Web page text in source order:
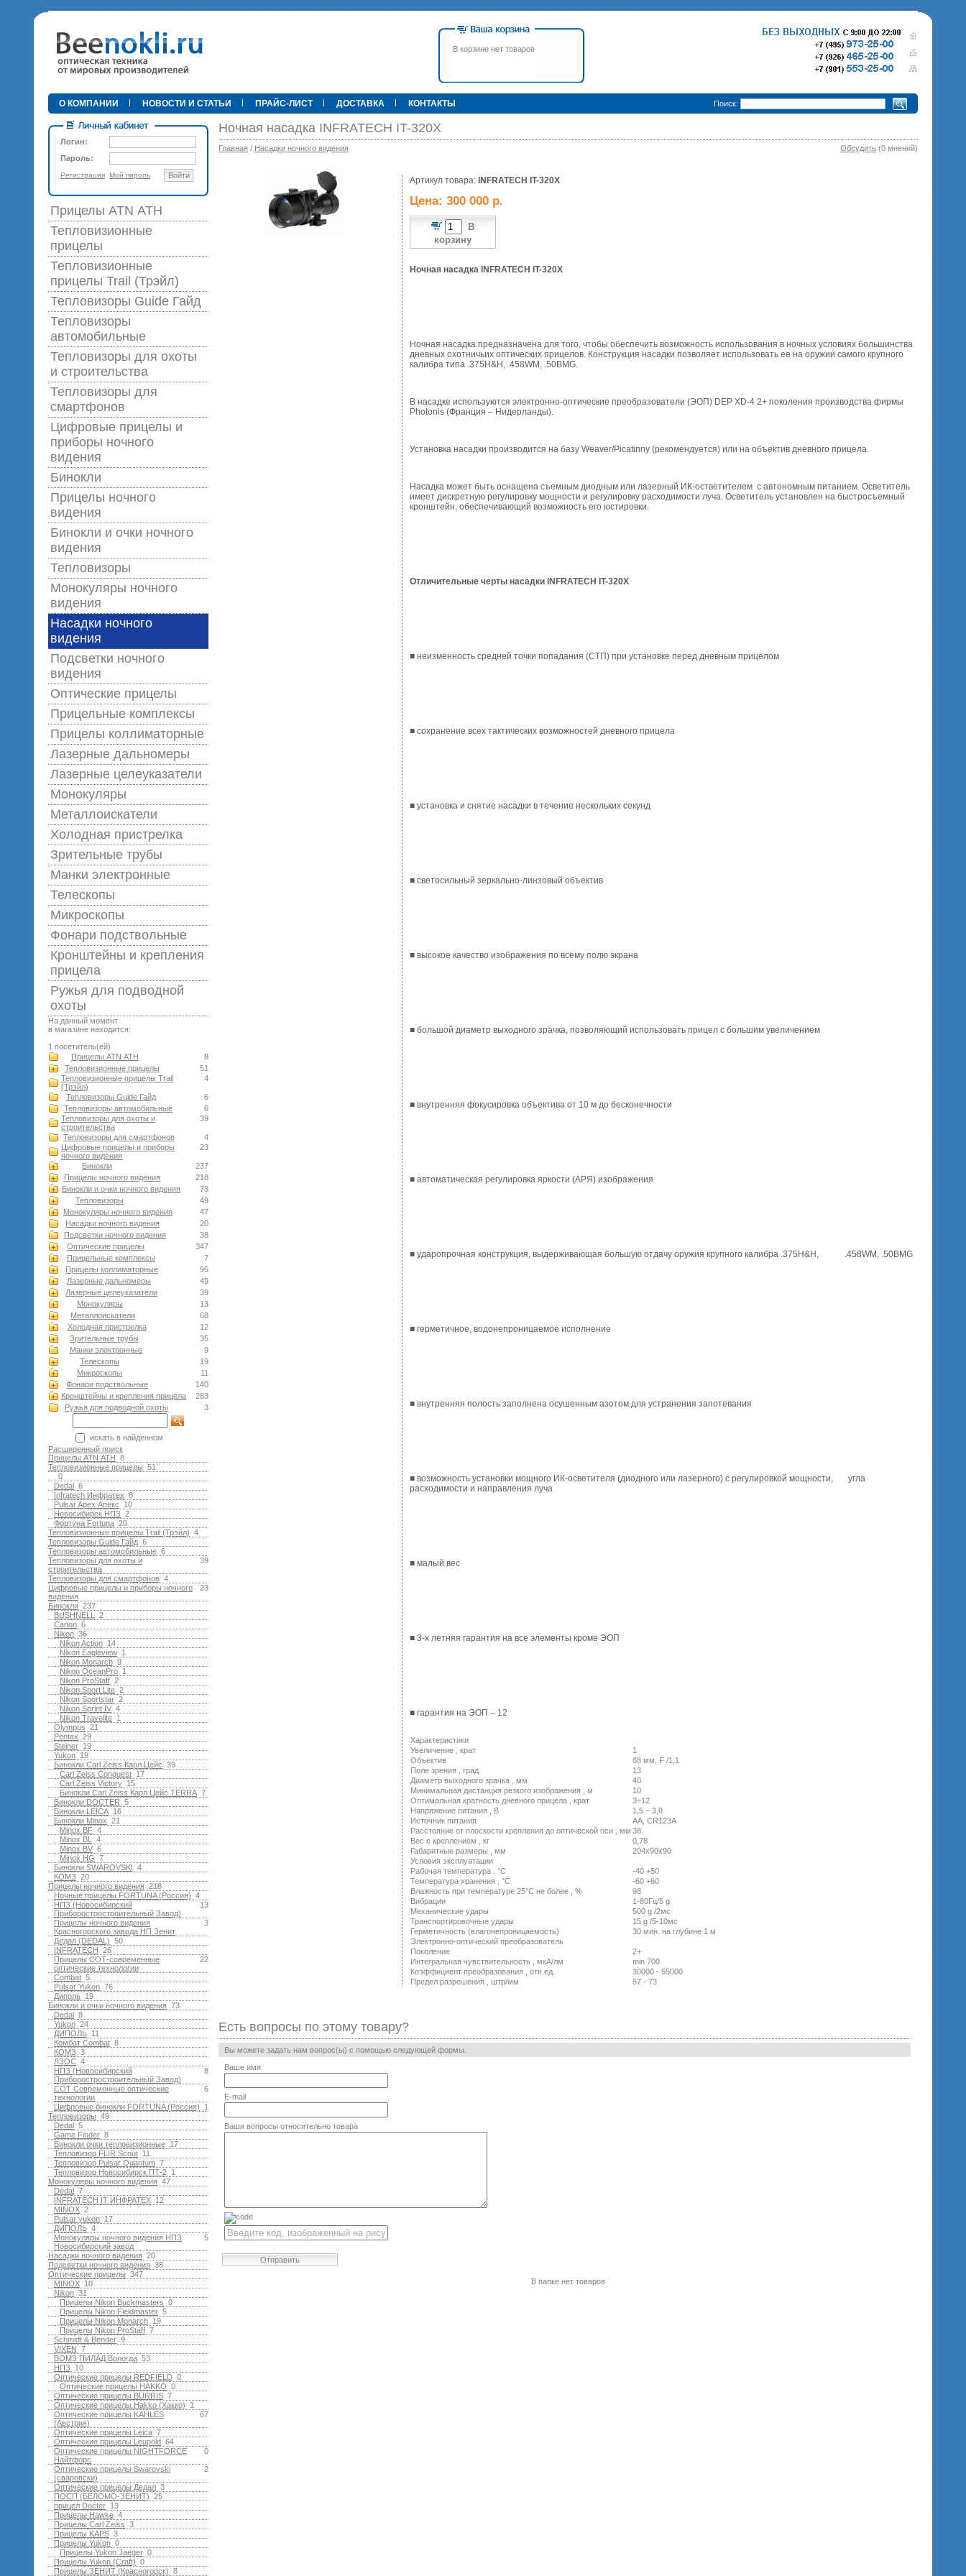
• •
В корзине нет товаров
89 000 р. 79 900 р.
Прицел ATN X-Sight-4k Pro,
3-14, день/ночь (до
600м/400м), трубка 30мм,
фото/видео, IOS/Android, до
6000Дж, 940гр.
395 000 р.
О КОМПАНИИ НОВОСТИ И СТАТЬИ ПРАЙС-ЛИСТ ДОСТАВКА КОНТАКТЫ Поиск:
Логин:
Пароль:
Регистрация Мой пароль Войти
Прицелы ATN АТН
Тепловизионные
прицелы
Тепловизионные
прицелы Trail (Трэйл)
Тепловизоры Guide Гайд
Тепловизоры
автомобильные
Тепловизоры для охоты
и строительства
Тепловизоры для
смартфонов
Цифровые прицелы и
приборы ночного
видения
Бинокли
Прицелы ночного
видения
Бинокли и очки ночного
видения
Тепловизоры
Монокуляры ночного
видения
Насадки ночного
видения
Подсветки ночного
видения
Оптические прицелы
Прицельные комплексы
Прицелы коллиматорные
Лазерные дальномеры
Лазерные целеуказатели
Монокуляры
Металлоискатели
Холодная пристрелка
Зрительные трубы
Манки электронные
Телескопы
Микроскопы
Фонари подствольные
Кронштейны и крепления
прицела
Ружья для подводной
оxоты
На данный момент
в магазине находится:
1 посетитель(ей)
8
Прицелы ATN АТН
51
Тепловизионные прицелы
4
Тепловизионные прицелы Trail
(Трэйл)
6
Тепловизоры Guide Гайд
6
Тепловизоры автомобильные
39
Тепловизоры для охоты и
строительства
4
Тепловизоры для смартфонов
23
Цифровые прицелы и приборы
ночного видения
237
Бинокли
218
Прицелы ночного видения
73
Бинокли и очки ночного видения
49
Тепловизоры
47
Монокуляры ночного видения
20
Насадки ночного видения
38
Подсветки ночного видения
347
Оптические прицелы
7
Прицельные комплексы
95
Прицелы коллиматорные
49
Лазерные дальномеры
39
Лазерные целеуказатели
13
Монокуляры
68
Металлоискатели
12
Холодная пристрелка
35
Зрительные трубы
9
Манки электронные
19
Телескопы
11
Микроскопы
140
Фонари подствольные
283
Кронштейны и крепления прицела
3
Ружья для подводной оxоты
искать в найденном
Расширенный поиск
8
Прицелы ATN АТН
51
Тепловизионные прицелы
0
6
Dedal
8
Infratech Инфратех
10
Pulsar Apex Апекс
2
Новосибирск НПЗ
20
Фортуна Fortuna
4
Тепловизионные прицелы Trail (Трэйл)
6
Тепловизоры Guide Гайд
6
Тепловизоры автомобильные
39
Тепловизоры для охоты и
строительства
4
Тепловизоры для смартфонов
23
Цифровые прицелы и приборы ночного
видения
237
Бинокли
2
BUSHNELL
6
Canon
36
Nikon
14
Nikon Action
1
Nikon Eagleview
9
Nikon Monarch
1
Nikon OceanPro
2
Nikon ProStaff
2
Nikon Sport Lite
2
Nikon Sportstar
4
Nikon Sprint IV
1
Nikon Travelite
21
Olympus
29
Pentax
19
Steiner
19
Yukon
39
Бинокли Carl Zeiss Карл Цейс
17
Carl Zeiss Conquest
15
Carl Zeiss Victory
7
Бинокли Carl Zeiss Карл Цейс TERRA
5
Бинокли DOCTER
16
Бинокли LEICA
21
Бинокли Minox
4
Minox BF
4
Minox BL
6
Minox BV
7
Minox HG
4
Бинокли SWAROVSKI
20
КОМЗ
218
Прицелы ночного видения
4
Ночные прицелы FORTUNA (Россия)
13
НПЗ (Новосибирский
Приборостростроительный Завод)
3
Прицелы ночного видения
Красногорского завода НП Зенит
50
Дедал (DEDAL)
26
INFRATECH
22
Прицелы СОТ-современные
оптические технологии
5
Combat
76
Pulsar Yukon
19
Диполь
73
Бинокли и очки ночного видения
8
Dedal
24
Yukon
11
ДИПОЛЬ
8
Комбат Combat
3
КОМЗ
4
ЛЗОС
8
НПЗ (Новосибирский
Приборостростроительный Завод)
6
СОТ Современные оптические
технологии
1
Цифровые бинокли FORTUNA (Россия)
49
Тепловизоры
5
Dedal
8
Game Finder
17
Бинокли очки тепловизионные
11
Тепловизор FLIR Scout
7
Тепловизор Pulsar Quantum
1
Тепловизор Новосибирск ПТ-2
47
Монокуляры ночного видения
7
Dedal
12
INFRATECH IT ИНФРАТЕХ
2
MINOX
17
Pulsar yukon
4
ДИПОЛЬ
5
Монокуляры ночного видения НПЗ
Новосибирский завод
20
Насадки ночного видения
38
Подсветки ночного видения
347
Оптические прицелы
10
MINOX
31
Nikon
0
Прицелы Nikon Buckmasters
5
Прицелы Nikon Fieldmaster
19
Прицелы Nikon Monarch
7
Прицелы Nikon ProStaff
9
Schmidt & Bender
7
VIXEN
53
ВОМЗ ПИЛАД Вологда
10
НПЗ
0
Оптические прицелы REDFIELD
0
Оптические прицелы HAKKO
7
Оптические прицелы BURRIS
1
Оптические прицелы Hakko (Хакко)
67
Оптические прицелы KAHLES
(Австрия)
7
Оптические прицелы Leica
64
Оптические прицелы Leupold
0
Оптические прицелы NIGHTFORCE
Найтфорс
2
Оптические прицелы Swarovski
(сваровски)
3
Оптические прицелы Дедал
25
ПОСП (БЕЛОМО-ЗЕНИТ)
13
прицел Docter
4
Прицелы Hawke
3
Прицелы Carl Zeiss
3
Прицелы KAPS
0
Прицелы Yukon
0
Прицелы Yukon Jaeger
0
Прицелы Yukon (Craft)
8
Прицелы ЗЕНИТ (Красногорск)
Ночная насадка INFRATECH IT-320X
Обсудить (0 мнений)
Главная / Насадки ночного видения
Артикул товара: INFRATECH IT-320X
Цена: 300 000 р.
В
корзину
Ночная насадка INFRATECH IT-320X
Ночная насадка предназначена для того, чтобы обеспечить возможность использования в ночных условиях большинства
дневных охотничьих оптических прицелов. Конструкция насадки позволяет использовать ее на оружии самого крупного
калибра типа .375H&H, .458WM, .50BMG.
В насадке используются электронно-оптические преобразователи (ЭОП) DEP XD-4 2+ поколения производства фирмы
Photonis (Франция – Нидерланды).
Установка насадки производится на базу Weaver/Picatinny (рекомендуется) или на объектив дневного прицела.
Насадка может быть оснащена съемным диодным или лазерный ИК-остветителем с автономным питанием. Осветитель
имеет дискретную регулировку мощности и регулировку расходимости луча. Осветитель установлен на быстросъемный
кронштейн, обеспечивающий возможность его юстировки.
Отличительные черты насадки INFRATECH IT-320X
■ неизменность средней точки попадания (СТП) при установке перед дневным прицелом
■ сохранение всех тактических возможностей дневного прицела
■ установка и снятие насадки в течение нескольких секунд
■ светосильный зеркально-линзовый объектив
■ высокое качество изображения по всему полю экрана
■ большой диаметр выходного зрачка, позволяющий использовать прицел с большим увеличением
■ внутренняя фокусировка объектива от 10 м до бесконечности
■ автоматическая регулировка яркости (АРЯ) изображения
■ ударопрочная конструкция, выдерживающая большую отдачу оружия крупного калибра .375Н&H, .458WM, .50BMG
■ герметичное, водонепроницаемое исполнение
■ внутренняя полость заполнена осушенным азотом для устранения запотевания
■ возможность установки мощного ИК-осветителя (диодного или лазерного) с регулировкой мощности, угла
расходимости и направления луча
■ малый вес
■ 3-х летняя гарантия на все элементы кроме ЭОП
■ гарантия на ЭОП – 12
Характеристики
Увеличение , крат
1
Объектив
68 мм, F /1,1
Поле зрения , град
13
Диаметр выходного зрачка , мм
40
Минимальная дистанция резкого изображения , м
10
Оптимальная кратность дневного прицела , крат
3÷12
Напряжение питания , В
1,5 – 3,0
Источник питания
AA, CR123A
Расстояние от плоскости крепления до оптической оси , мм 38
Вес с креплением , кг
0,78
Габаритные размеры , мм
204x90x90
Условия эксплуатации
Рабочая температура , °С
-40 +50
Температура хранения , °С
-60 +60
Влажность при температуре 25°С не более , %
98
Вибрации
1-80Гц/5 g
Механические удары
500 g /2мс
Транспортировочные удары
15 g /5-10мс
Герметичность (влагонепроницаемость)
30 мин. на глубине 1 м
Электронно-оптический преобразователь
Поколение
2+
Интегральная чувствительность , мкА/лм
min 700
Коэффициент преобразования , отн.ед.
30000 - 55000
Предел разрешения , штр/мм
57 - 73
Есть вопросы по этому товару?
Вы можете задать нам вопрос(ы) с помощью следующей формы.
Ваше имя
E-mail
Ваши вопросы относительно товара
Отправить
В папке нет товаров